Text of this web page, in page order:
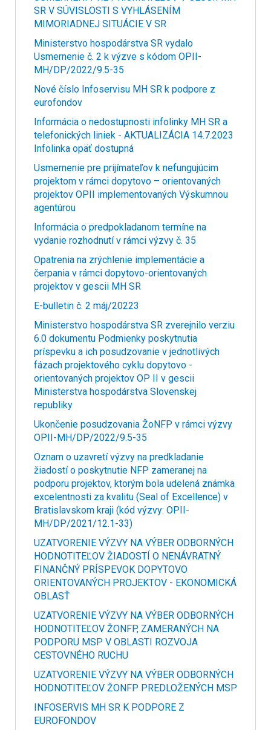
SR V SÚVISLOSTI S VYHLÁSENÍM
MIMORIADNEJ SITUÁCIE V SR
Ministerstvo hospodárstva SR vydalo
Usmernenie č. 2 k výzve s kódom OPII-
MH/DP/2022/9.5-35
Nové číslo Infoservisu MH SR k podpore z
eurofondov
Informácia o nedostupnosti infolinky MH SR a
telefonických liniek - AKTUALIZÁCIA 14.7.2023
Infolinka opäť dostupná
Usmernenie pre prijímateľov k nefungujúcim
projektom v rámci dopytovo – orientovaných
projektov OPII implementovaných Výskumnou
agentúrou
Informácia o predpokladanom termíne na
vydanie rozhodnutí v rámci výzvy č. 35
Opatrenia na zrýchlenie implementácie a
čerpania v rámci dopytovo-orientovaných
projektov v gescii MH SR
E-bulletin č. 2 máj/20223
Ministerstvo hospodárstva SR zverejnilo verziu
6.0 dokumentu Podmienky poskytnutia
príspevku a ich posudzovanie v jednotlivých
fázach projektového cyklu dopytovo -
orientovaných projektov OP II v gescii
Ministerstva hospodárstva Slovenskej
republiky
Ukončenie posudzovania ŽoNFP v rámci výzvy
OPII-MH/DP/2022/9.5-35
Oznam o uzavretí výzvy na predkladanie
žiadostí o poskytnutie NFP zameranej na
podporu projektov, ktorým bola udelená známka
excelentnosti za kvalitu (Seal of Excellence) v
Bratislavskom kraji (kód výzvy: OPII-
MH/DP/2021/12.1-33)
UZATVORENIE VÝZVY NA VÝBER ODBORNÝCH
HODNOTITEĽOV ŽIADOSTÍ O NENÁVRATNÝ
FINANČNÝ PRÍSPEVOK DOPYTOVO
ORIENTOVANÝCH PROJEKTOV - EKONOMICKÁ
OBLASŤ
UZATVORENIE VÝZVY NA VÝBER ODBORNÝCH
HODNOTITEĽOV ŽONFP, ZAMERANÝCH NA
PODPORU MSP V OBLASTI ROZVOJA
CESTOVNÉHO RUCHU
UZATVORENIE VÝZVY NA VÝBER ODBORNÝCH
HODNOTITEĽOV ŽONFP PREDLOŽENÝCH MSP
INFOSERVIS MH SR K PODPORE Z
EUROFONDOV